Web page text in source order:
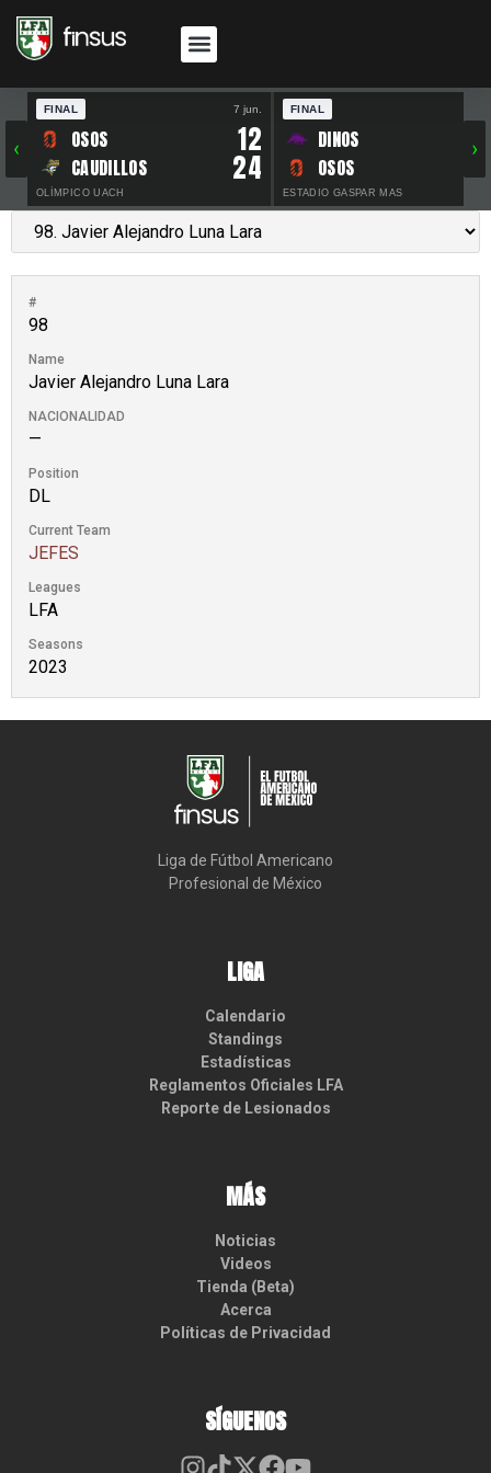
‹
FINAL 7 jun.
OSOS 12
CAUDILLOS 24
OLÍMPICO UACH
FINAL
DINOS
OSOS
ESTADIO GASPAR MAS
›
#
98
Name
Javier Alejandro Luna Lara
NACIONALIDAD
—
Position
DL
Current Team
JEFES
Leagues
LFA
Seasons
2023
Liga de Fútbol Americano
Profesional de México
LIGA
Calendario
Standings
Estadísticas
Reglamentos Oficiales LFA
Reporte de Lesionados
MÁS
Noticias
Videos
Tienda (Beta)
Acerca
Políticas de Privacidad
SÍGUENOS